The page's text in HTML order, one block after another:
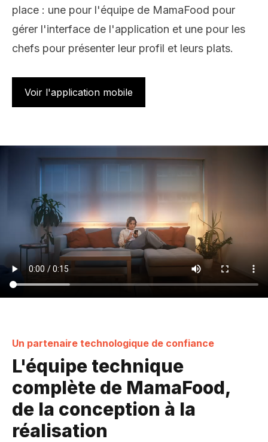
place : une pour l'équipe de MamaFood pour
gérer l'interface de l'application et une pour les
chefs pour présenter leur profil et leurs plats.
Voir l'application mobile
Un partenaire technologique de confiance
L'équipe technique
complète de MamaFood,
de la conception à la
réalisation